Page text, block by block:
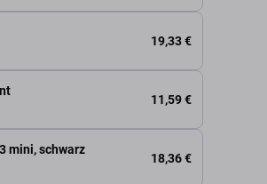
19,33 €
11,59 €
mini, schwarz
18,36 €